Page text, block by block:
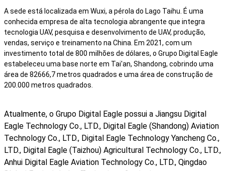
A sede está localizada em Wuxi, a pérola do Lago Taihu. É uma
conhecida empresa de alta tecnologia abrangente que integra
tecnologia UAV, pesquisa e desenvolvimento de UAV, produção,
vendas, serviço e treinamento na China. Em 2021, com um
investimento total de 800 milhões de dólares, o Grupo Digital Eagle
estabeleceu uma base norte em Tai'an, Shandong, cobrindo uma
área de 82666,7 metros quadrados e uma área de construção de
200.000 metros quadrados.
Atualmente, o Grupo Digital Eagle possui a Jiangsu Digital
Eagle Technology Co., LTD., Digital Eagle (Shandong) Aviation
Technology Co., LTD., Digital Eagle Technology Yancheng Co.,
LTD., Digital Eagle (Taizhou) Agricultural Technology Co., LTD.,
Anhui Digital Eagle Aviation Technology Co., LTD., Qingdao